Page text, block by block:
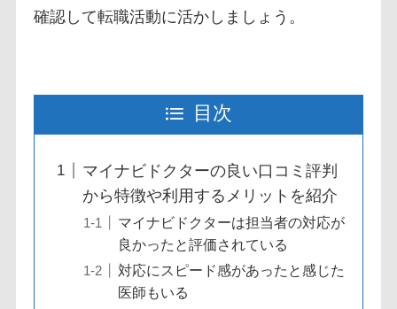
確認して転職活動に活かしましょう。
目次
マイナビドクターの良い口コミ評判
から特徴や利用するメリットを紹介
マイナビドクターは担当者の対応が
良かったと評価されている
対応にスピード感があったと感じた
医師もいる